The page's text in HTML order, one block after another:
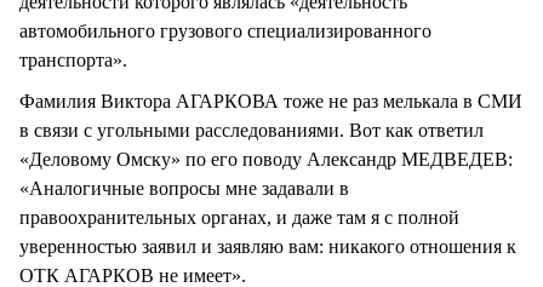
автомобильного грузового специализированного
транспорта».
Фамилия Виктора АГАРКОВА тоже не раз мелькала в СМИ
в связи с угольными расследованиями. Вот как ответил
«Деловому Омску» по его поводу Александр МЕДВЕДЕВ:
«Аналогичные вопросы мне задавали в
правоохранительных органах, и даже там я с полной
уверенностью заявил и заявляю вам: никакого отношения к
ОТК АГАРКОВ не имеет».